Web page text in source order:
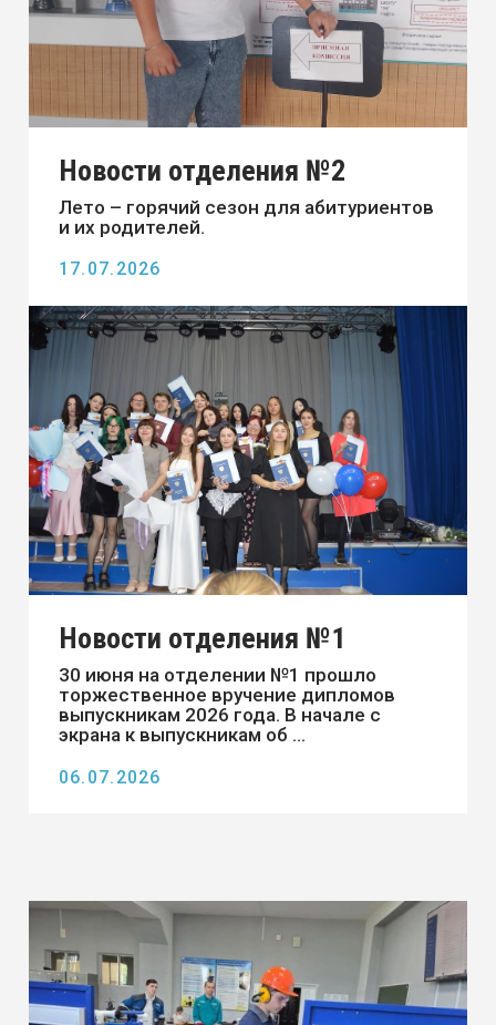
Новости отделения №1
С 22 по 26 июня 2026 года Амурский
для демонстрационного экзамена по
профессии 18.01. ...
26.06.2026
Новости отделения №1
25 июня закончился демонстрационный
экзамен по профессии 09.01.03
ресурсов
Новости отделения №1